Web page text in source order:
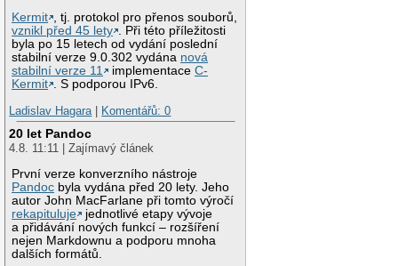
Kermit , tj. protokol pro přenos souborů,
vznikl před 45 lety . Při této příležitosti
byla po 15 letech od vydání poslední
stabilní verze 9.0.302 vydána nová
stabilní verze 11
implementaceC-
Kermit . S podporou IPv6.
Ladislav Hagara | Komentářů: 0
20 let Pandoc
4.8. 11:11 | Zajímavý článek
První verze konverzního nástroje
Pandoc byla vydána před 20 lety. Jeho
autor John MacFarlane při tomto výročí
rekapituluje
jednotlivé etapy vývoje
a přidávání nových funkcí – rozšíření
nejen Markdownu a podporu mnoha
dalších formátů.